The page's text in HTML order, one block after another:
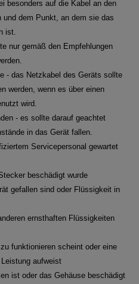
besonders auf die Kabel an den
dem Punkt, an dem sie das
ist.
nur gemäß den Empfehlungen
- das Netzkabel des Geräts sollte
werden, wenn es über einen
wird.
- es sollte darauf geachtet
in das Gerät fallen.
Servicepersonal gewartet
beschädigt wurde
gefallen sind oder Flüssigkeit in
ernsthaften Flüssigkeiten
funktionieren scheint oder eine
aufweist
ist oder das Gehäuse beschädigt